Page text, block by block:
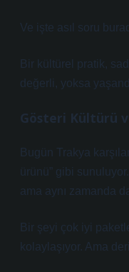
Ve işte asıl soru
Bir kültürel pratik,
değerli, yoksa
Gösteri Kültürü
Bugün Trakya
ürünü” gibi
ama aynı zamanda
Bir şeyi çok iyi
kolaylaşıyor. Ama